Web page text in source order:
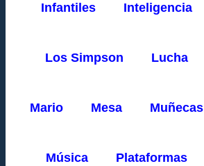
Infantiles Inteligencia
Los Simpson Lucha
Mario Mesa Muñecas
Música Plataformas